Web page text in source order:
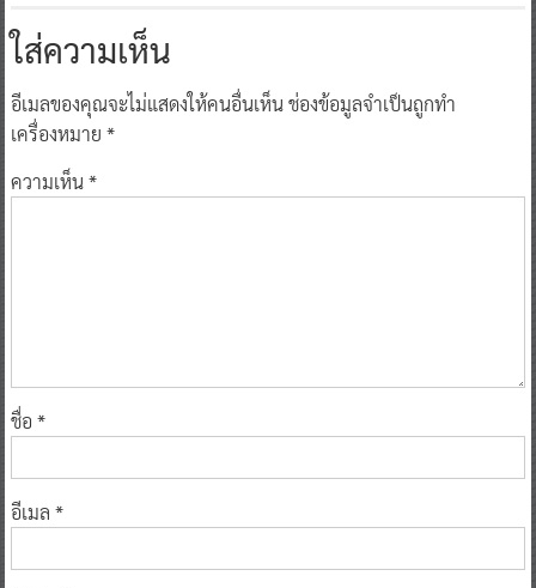
ใส่ความเห็น
อีเมลของคุณจะไม่แสดงให้คนอื่นเห็นช่องข้อมูลจำเป็นถูกทำ
เครื่องหมาย *
ความเห็น*
ชื่อ *
อีเมล *